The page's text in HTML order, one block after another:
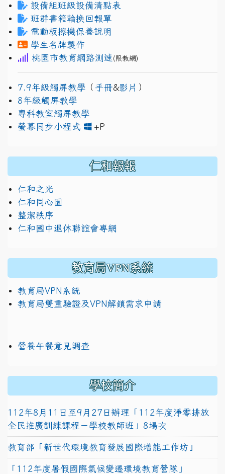
設備組班級設備清點表
班群書箱輪換回報單
電動板擦機保養說明
學生名牌製作
桃園市教育網路測速 (限教網)
7.9年級觸屏教學 （ 手冊&影片 ）
8年級觸屏教學
專科教室觸屏教學
螢幕同步小程式
+P
仁和報報
仁和之光
仁和同心園
整潔秩序
仁和國中退休聯誼會專網
教育局VPN系統
教育局VPN系統
教育局雙重驗證及VPN解鎖需求申請
營養午餐意見調查
學校簡介
112年8月11日至9月27日辦理「112年度淨零排放
全民推廣訓練課程－學校教師班」8場次
教育部「新世代環境教育發展國際增能工作坊」
「112年度暑假國際氣候變遷環境教育營隊」